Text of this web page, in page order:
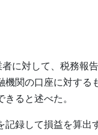
者に対して、税務報
機関の口座に対する
ると述べた。
記録して損益を算出